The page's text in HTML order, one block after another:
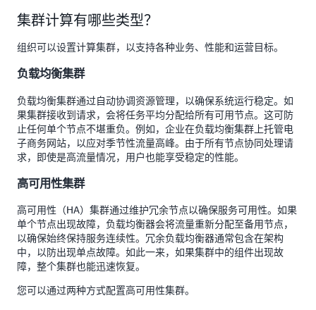
集群计算有哪些类型？
组织可以设置计算集群，以支持各种业务、性能和运营目标。
负载均衡集群
负载均衡集群通过自动协调资源管理，以确保系统运行稳定。如
果集群接收到请求，会将任务平均分配给所有可用节点。这可防
止任何单个节点不堪重负。例如，企业在负载均衡集群上托管电
子商务网站，以应对季节性流量高峰。由于所有节点协同处理请
求，即使是高流量情况，用户也能享受稳定的性能。
高可用性集群
高可用性（HA）集群通过维护冗余节点以确保服务可用性。如果
单个节点出现故障，负载均衡器会将流量重新分配至备用节点，
以确保始终保持服务连续性。冗余负载均衡器通常包含在架构
中，以防出现单点故障。如此一来，如果集群中的组件出现故
障，整个集群也能迅速恢复。
您可以通过两种方式配置高可用性集群。